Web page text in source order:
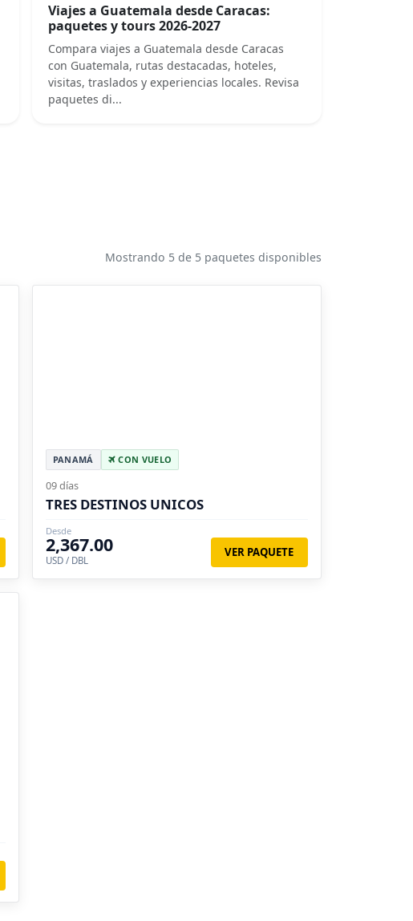
Viajes a Guatemala desde Caracas:
paquetes y tours 2026-2027
Compara viajes a Guatemala desde Caracas
con Guatemala, rutas destacadas, hoteles,
visitas, traslados y experiencias locales. Revisa
paquetes di...
Mostrando 5 de 5 paquetes disponibles
PANAMÁ CON VUELO
09 días
TRES DESTINOS UNICOS
Desde
2,367.00
USD / DBL
VER PAQUETE